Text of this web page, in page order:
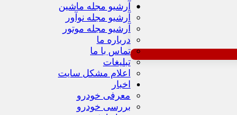
آرشیو مجله ماشین
آرشیو مجله نوآور
آرشیو مجله موتور
درباره ما
تماس با ما
تبلیغات
اعلام مشکل سایت
اخبار
معرفی خودرو
بررسی خودرو